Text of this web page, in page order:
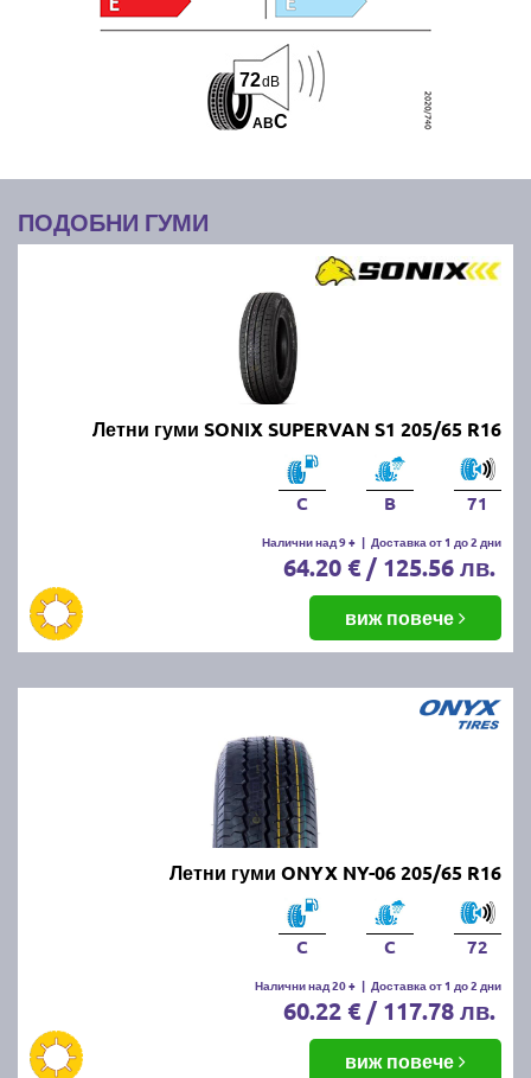
ABC
72dB
ПОДОБНИ ГУМИ
Летни гуми SONIX SUPERVAN S1 205/65 R16
C B 71
Налични над 9 + | Доставка от 1 до 2 дни
64.20 € / 125.56 лв.
виж повече
Летни гуми ONYX NY-06 205/65 R16
C C 72
Налични над 20 + | Доставка от 1 до 2 дни
60.22 € / 117.78 лв.
виж повече